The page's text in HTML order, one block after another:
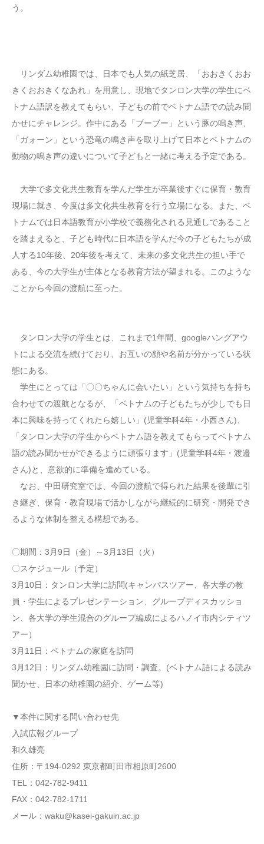
う。
リンダム幼稚園では、日本でも人気の紙芝居、「おおきくおお
きくおおきくなあれ」を用意し、現地でタンロン大学の学生にベ
トナム語訳を教えてもらい、子どもの前でベトナム語での読み聞
かせにチャレンジ。作中にある「ブーブー」という豚の鳴き声、
「ガォーン」という恐竜の鳴き声を取り上げて日本とベトナムの
動物の鳴き声の違いについて子どもと一緒に考える予定である。
大学で多文化共生教育を学んだ学生が卒業後すぐに保育・教育
現場に就き、今度は多文化共生教育を行う立場になる。また、ベ
トナムでは日本語教育が小学校で義務化される見通しであること
を踏まえると、子ども時代に日本語を学んだ今の子どもたちが成
人する10年後、20年後を考えて、未来の多文化共生の担い手で
ある、今の大学生が主体となる教育方法が望まれる。このような
ことから今回の渡航に至った。
タンロン大学の学生とは、これまで1年間、googleハングアウ
トによる交流を続けており、お互いの顔や名前が分かっている状
態にある。
学生にとっては「〇〇ちゃんに会いたい」という気持ちを持ち
合わせての渡航となるが、「ベトナムの子どもたちが少しでも日
本に興味を持ってくれたら嬉しい」(児童学科4年・小西さん)、
「タンロン大学の学生からベトナム語を教えてもらってベトナム
語の読み聞かせができるように頑張ります」(児童学科4年・渡邉
さん)と、意欲的に準備を進めている。
なお、中田研究室では、今回の渡航で得られた結果を後輩に引
き継ぎ、保育・教育現場で活かしながら継続的に研究・開発でき
るような体制を整える構想である。
〇期間：3月9日（金）～3月13日（火）
〇スケジュール（予定）
3月10日：タンロン大学に訪問(キャンパスツアー、各大学の教
員・学生によるプレゼンテーション、グループディスカッショ
ン、各大学の学生混合のグループ編成によるハノイ市内シティツ
アー）
3月11日：ベトナムの家庭を訪問
3月12日：リンダム幼稚園に訪問・調査。(ベトナム語による読み
聞かせ、日本の幼稚園の紹介、ゲーム等)
▼本件に関する問い合わせ先
入試広報グループ
和久雄亮
住所：〒194-0292 東京都町田市相原町2600
TEL：042-782-9411
FAX：042-782-1711
メール：waku@kasei-gakuin.ac.jp